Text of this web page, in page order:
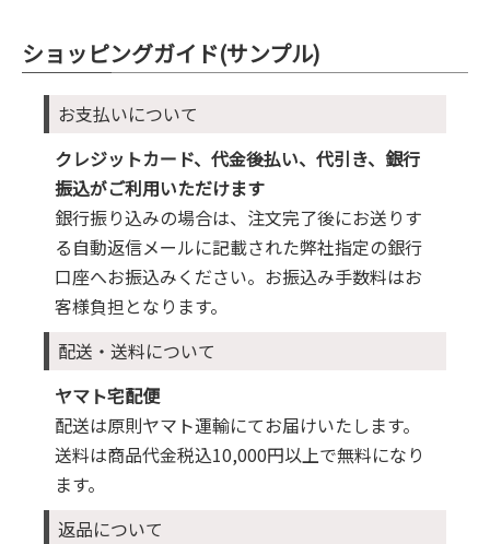
ショッピングガイド(サンプル)
お支払いについて
クレジットカード、代金後払い、代引き、銀行
振込がご利用いただけます
銀行振り込みの場合は、注文完了後にお送りす
る自動返信メールに記載された弊社指定の銀行
口座へお振込みください。お振込み手数料はお
客様負担となります。
配送・送料について
ヤマト宅配便
配送は原則ヤマト運輸にてお届けいたします。
送料は商品代金税込10,000円以上で無料になり
ます。
返品について